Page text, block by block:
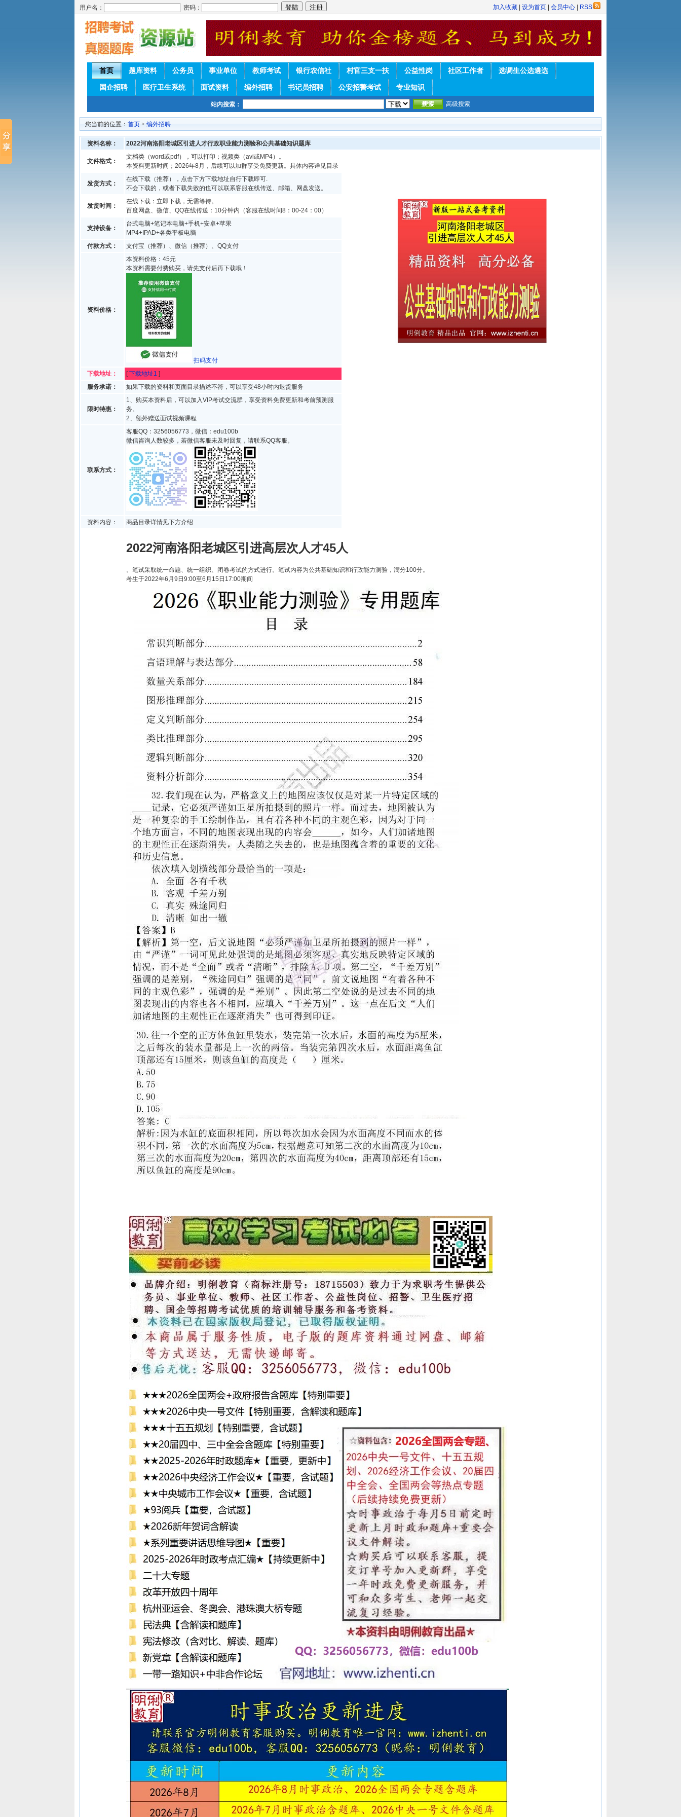
用户名： 密码： 加入收藏 设为首页 会员中心 RSS
首页 题库资料 公务员 事业单位 教师考试 银行农信社 村官三支一扶 公益性岗 社区工作者 选调生公选遴选
国企招聘 医疗卫生系统 面试资料 编外招聘 书记员招聘 公安招警考试 专业知识
站内搜索： 高级搜索
您当前的位置： 首页 > 编外招聘
资料名称： 2022河南洛阳老城区引进人才行政职业能力测验和公共基础知识题库
文件格式：
文档类（word或pdf），可以打印；视频类（avi或MP4）。
本资料更新时间；2026年8月，后续可以加群享受免费更新。具体内容详见目录
发货方式：
在线下载（推荐），点击下方下载地址自行下载即可.
不会下载的，或者下载失败的也可以联系客服在线传送、邮箱、网盘发送。
发货时间：
在线下载：立即下载，无需等待。
百度网盘、微信、QQ在线传送：10分钟内（客服在线时间8：00-24：00）
支持设备：
台式电脑+笔记本电脑+手机+安卓+苹果
MP4+IPAD+各类平板电脑
付款方式：
支付宝（推荐）、微信（推荐）、QQ支付
资料价格：
本资料价格：45元
本资料需要付费购买，请先支付后再下载哦！
扫码支付
下载地址：
[下载地址1 ]
服务承诺：
如果下载的资料和页面目录描述不符，可以享受48小时内退货服务
限时特惠：
1、购买本资料后，可以加入VIP考试交流群，享受资料免费更新和考前预测服
务。
2、额外赠送面试视频课程
联系方式：
客服QQ：3256056773，微信：edu100b
微信咨询人数较多，若微信客服未及时回复，请联系QQ客服。
资料内容： 商品目录详情见下方介绍
2022河南洛阳老城区引进高层次人才45人
。笔试采取统一命题、统一组织、闭卷考试的方式进行。笔试内容为公共基础知识和行政能力测验，满分100分。
考生于2022年6月9日9:00至6月15日17:00期间